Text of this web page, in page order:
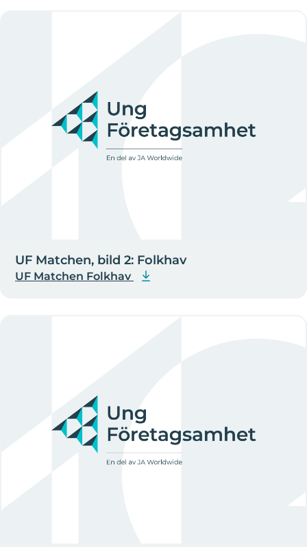
UF Matchen, bild 2: Folkhav
UF Matchen Folkhav